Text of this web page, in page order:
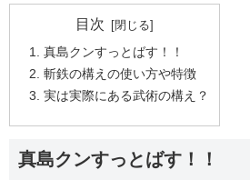
目次
真島クンすっとばす！！
斬鉄の構えの使い方や特徴
実は実際にある武術の構え？
真島クンすっとばす！！